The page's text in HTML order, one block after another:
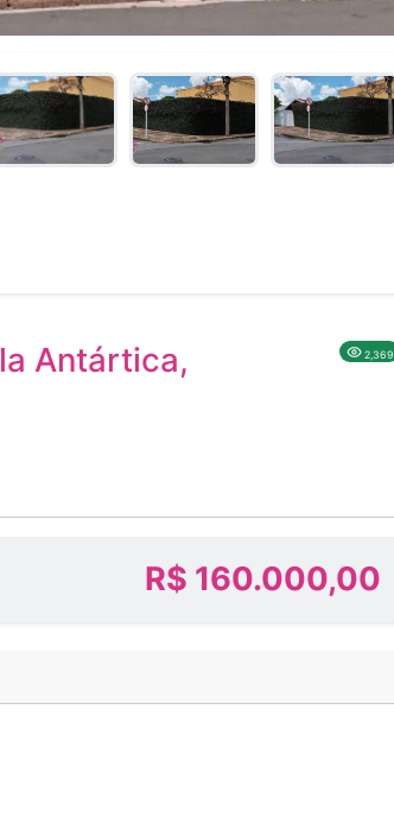
Antártica,
2,369
R$ 160.000,00